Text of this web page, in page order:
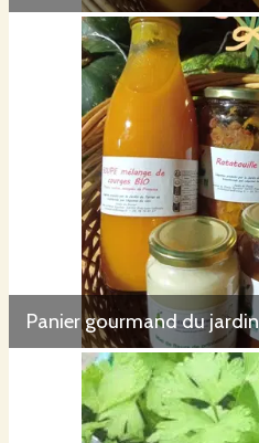
Panier gourmand du jardin